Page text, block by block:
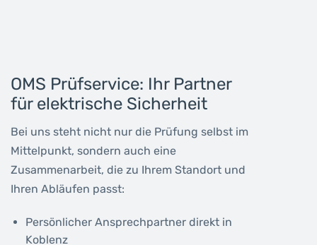
OMS Prüfservice: Ihr Partner
für elektrische Sicherheit
Bei uns steht nicht nur die Prüfung selbst im
Mittelpunkt, sondern auch eine
Zusammenarbeit, die zu Ihrem Standort und
Ihren Abläufen passt:
Persönlicher Ansprechpartner direkt in
Koblenz